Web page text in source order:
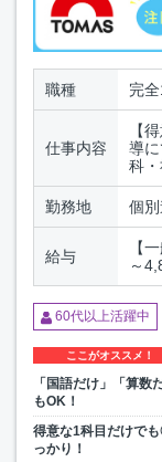
職種 完
仕事内容
【
導
科
勤務地 個
給与
【
～
60代以上活躍中
ここがオススメ！
「国語だけ」「算数
もOK！
得意な1科目だけで
っかり！